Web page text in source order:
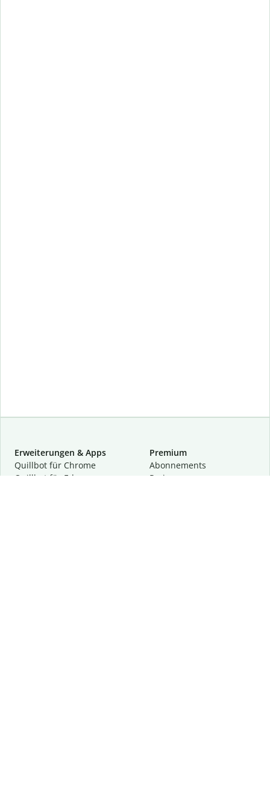
Erweiterungen & Apps
Quillbot für Chrome
Quillbot für Edge
Premium
Abon­ne­ments
Preise